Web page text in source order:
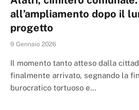
all’ampliamento dopo il
progetto
9 Gennaio 2026
Il momento tanto atteso dalla
finalmente arrivato, segnando la
burocratico tortuoso e…